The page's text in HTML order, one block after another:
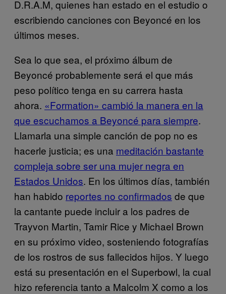
D.R.A.M, quienes han estado en el estudio o
escribiendo canciones con Beyoncé en los
últimos meses.
Sea lo que sea, el próximo álbum de
Beyoncé probablemente será el que más
peso político tenga en su carrera hasta
ahora. «Formation» cambió la manera en la
que escuchamos a Beyoncé para siempre.
Llamarla una simple canción de pop no es
hacerle justicia; es una meditación bastante
compleja sobre ser una mujer negra en
Estados Unidos. En los últimos días, también
han habido reportes no confirmados de que
la cantante puede incluir a los padres de
Trayvon Martin, Tamir Rice y Michael Brown
en su próximo video, sosteniendo fotografías
de los rostros de sus fallecidos hijos. Y luego
está su presentación en el Superbowl, la cual
hizo referencia tanto a Malcolm X como a los